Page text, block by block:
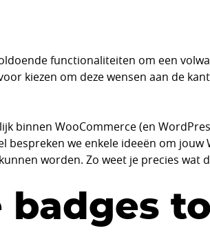
functionaliteiten om een
kiezen om deze wensen aan de
binnen WooCommerce (en
bespreken we enkele ideeën om
worden. Zo weet je precies wat
badges